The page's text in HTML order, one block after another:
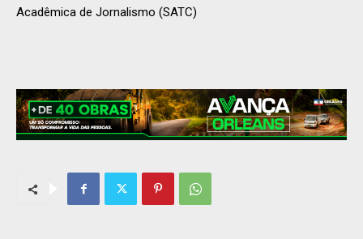
Acadêmica de Jornalismo (SATC)